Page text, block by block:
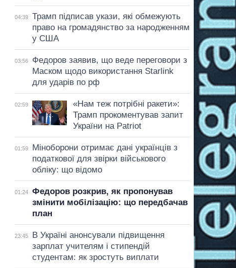
04:39
Трамп підписав укази, які обмежують
право на громадянство за народженням
у США
03:56
Федоров заявив, що веде переговори з
Маском щодо використання Starlink
для ударів по рф
02:59
«Нам теж потрібні ракети»:
Трамп прокоментував запит
України на Patriot
01:59
Міноборони отримає дані українців з
податкової для звірки військового
обліку: що відомо
01:24
Федоров розкрив, як пропонував
змінити мобілізацію: що передбачав
план
23:45
В Україні анонсували підвищення
зарплат учителям і стипендій
студентам: як зростуть виплати